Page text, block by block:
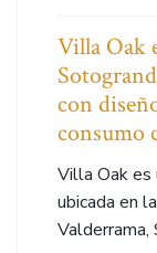
Villa Oak
con
consumo
Villa Oak es
ubicada en
Valderrama,